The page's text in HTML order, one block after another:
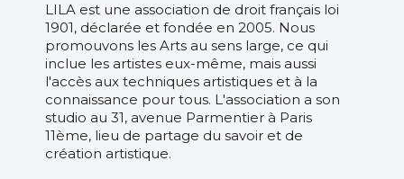
LILA est une association de droit français loi
1901, déclarée et fondée en 2005. Nous
promouvons les Arts au sens large, ce qui
inclue les artistes eux-même, mais aussi
l'accès aux techniques artistiques et à la
connaissance pour tous. L'association a son
studio au 31, avenue Parmentier à Paris
11ème, lieu de partage du savoir et de
création artistique.